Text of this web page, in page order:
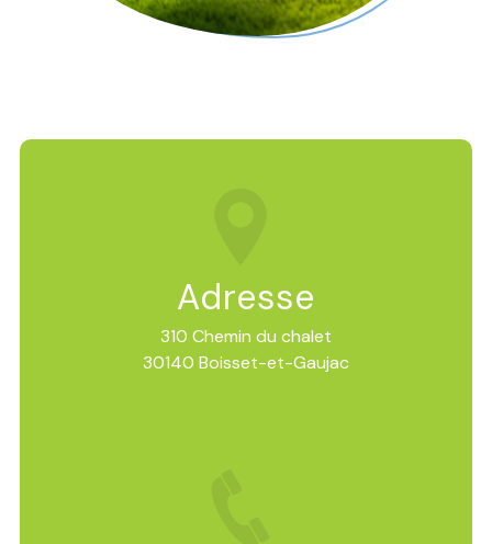
Adresse
310 Chemin du chalet
30140 Boisset-et-Gaujac